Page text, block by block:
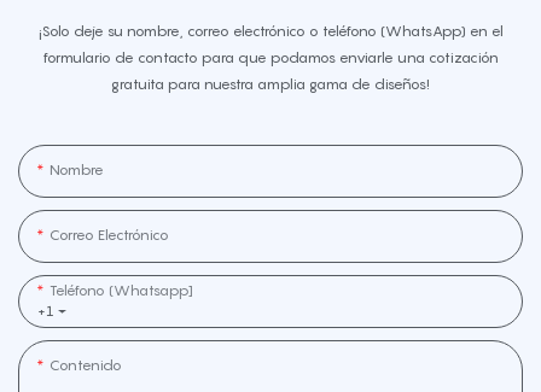
¡Solo deje su nombre, correo electrónico o teléfono (WhatsApp) en el
formulario de contacto para que podamos enviarle una cotización
gratuita para nuestra amplia gama de diseños!
Nombre
Correo Electrónico
+1
Teléfono (whatsapp]
Contenido